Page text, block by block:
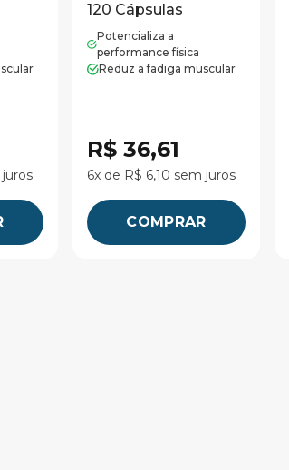
juros
120 Cápsulas
Potencializa a
performance física
Reduz a fadiga muscular
R$ 36,61
6x de R$ 6,10 sem juros
COMPRAR